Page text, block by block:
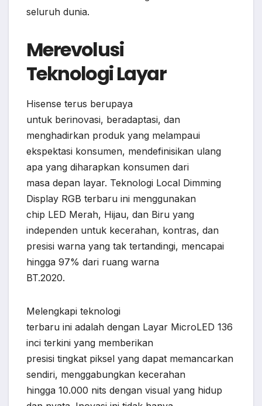
seluruh dunia.
Merevolusi
Teknologi Layar
Hisense terus berupaya
untuk berinovasi, beradaptasi, dan
menghadirkan produk yang melampaui
ekspektasi konsumen, mendefinisikan ulang
apa yang diharapkan konsumen dari
masa depan layar. Teknologi Local Dimming
Display RGB terbaru ini menggunakan
chip LED Merah, Hijau, dan Biru yang
independen untuk kecerahan, kontras, dan
presisi warna yang tak tertandingi, mencapai
hingga 97% dari ruang warna
BT.2020.
Melengkapi teknologi
terbaru ini adalah dengan Layar MicroLED 136
inci terkini yang memberikan
presisi tingkat piksel yang dapat memancarkan
sendiri, menggabungkan kecerahan
hingga 10.000 nits dengan visual yang hidup